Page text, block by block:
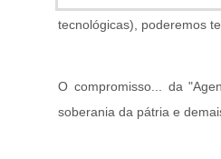
tecnológicas), poderemos
O compromisso... da
soberania da pátria e